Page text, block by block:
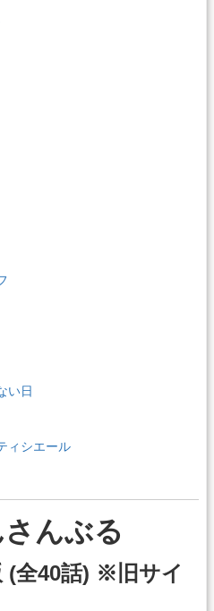
い日
シエール
んぶる
(全40話) ※旧サイ